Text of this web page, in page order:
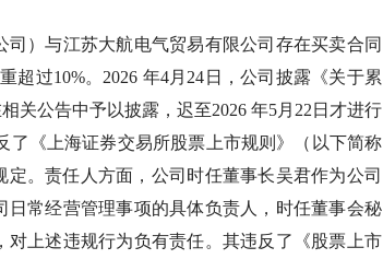
）与江苏大航电气贸易有限公司存在买卖合同
超过10%。2026 年4月24日，公司披露《关于累
关公告中予以披露，迟至2026 年5月22日才进行
《上海证券交易所股票上市规则》（以下简称
定。责任人方面，公司时任董事长吴君作为公司
常经营管理事项的具体负责人，时任董事会秘
上述违规行为负有责任。其违反了《股票上市